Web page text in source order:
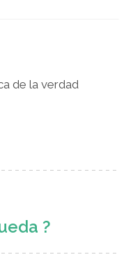
de la verdad
?